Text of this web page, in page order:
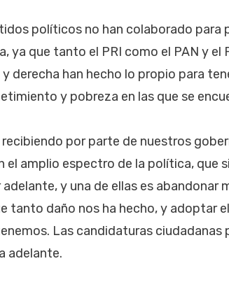
políticos no han colaborado para
ya que tanto el PRI como el PAN y el
derecha han hecho lo propio para
y pobreza en las que se
por parte de nuestros
amplio espectro de la política, que
y una de ellas es abandonar
tanto daño nos ha hecho, y adoptar
Las candidaturas ciudadanas
adelante.